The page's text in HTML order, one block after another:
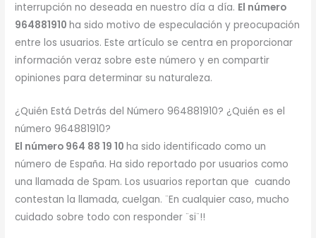
interrupción no deseada en nuestro día a día. El número
964881910ha sido motivo de especulación y preocupación
entre los usuarios. Este artículo se centra en proporcionar
información veraz sobre este número y en compartir
opiniones para determinar su naturaleza.
¿Quién Está Detrás del Número 964881910? ¿Quién es el
número 964881910?
El número 964 88 19 10ha sido identificado como un
número de España. Ha sido reportado por usuarios como
una llamada de Spam. Los usuarios reportan que cuando
contestan la llamada, cuelgan. ¨En cualquier caso, mucho
cuidado sobre todo con responder ¨si¨!!